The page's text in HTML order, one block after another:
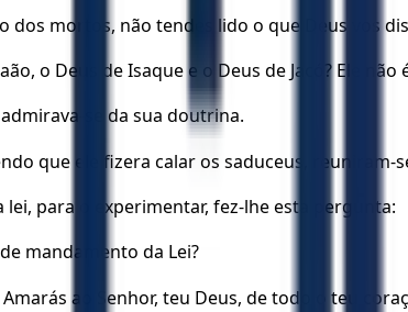
dos mortos, não tendes lido o que Deus vos
o Deus de Isaque e o Deus de Jacó? Ele
admirava-se da sua doutrina.
que ele fizera calar os saduceus, reuniram-
lei, para o experimentar, fez-lhe esta pergunta:
mandamento da Lei?
Amarás ao Senhor, teu Deus, de todo o teu